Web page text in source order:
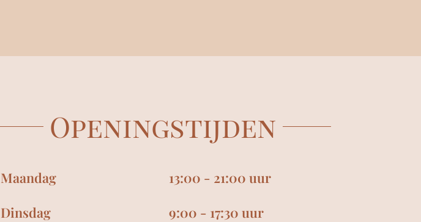
Openingstijden
Maandag
Dinsdag
13:00 - 21:00 uur
9:00 - 17:30 uur